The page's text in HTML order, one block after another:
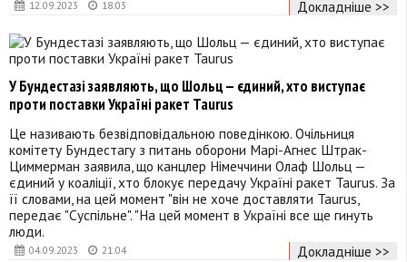
12.09.2023 18:03
Докладніше >>
04.09.2023 21:04
У Бундестазі заявляють, що Шольц — єдиний, хто виступає
проти поставки Україні ракет Taurus
Це називають безвідповідальною поведінкою. Очільниця
комітету Бундестагу з питань оборони Марі-Агнес Штрак-
Циммерман заявила, що канцлер Німеччини Олаф Шольц —
єдиний у коаліції, хто блокує передачу Україні ракет Taurus. За
її словами, на цей момент "він не хоче доставляти Taurus,
передає "Суспільне". "На цей момент в Україні все ще гинуть
люди.
Докладніше >>